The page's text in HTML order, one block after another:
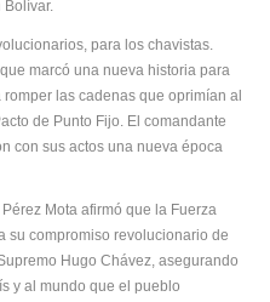
Bolívar.
para los chavistas.
marcó una nueva historia para
las cadenas que oprimían al
de Punto Fijo. El comandante
con sus actos una nueva época
Mota afirmó que la Fuerza
su compromiso revolucionario de
Hugo Chávez, asegurando
y al mundo que el pueblo